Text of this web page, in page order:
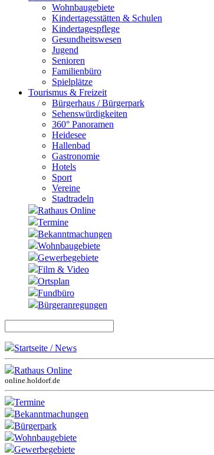
Wohnbaugebiete
Kindertagesstätten & Schulen
Kindertagespflege
Gesundheitswesen
Jugend
Senioren
Familienbüro
Spielplätze
Tourismus & Freizeit
Bürgerhaus / Bürgerpark
Sehenswürdigkeiten
360° Panoramen
Heidesee
Hallenbad
Gastronomie
Hotels
Sport
Vereine
Stadtradeln
Rathaus Online
Termine
Bekanntmachungen
Wohnbaugebiete
Gewerbegebiete
Film & Video
Ortsplan
Fundbüro
Bürgeranregungen
Startseite / News
Rathaus Online
online.holdorf.de
Termine
Bekanntmachungen
Bürgerpark
Wohnbaugebiete
Gewerbegebiete